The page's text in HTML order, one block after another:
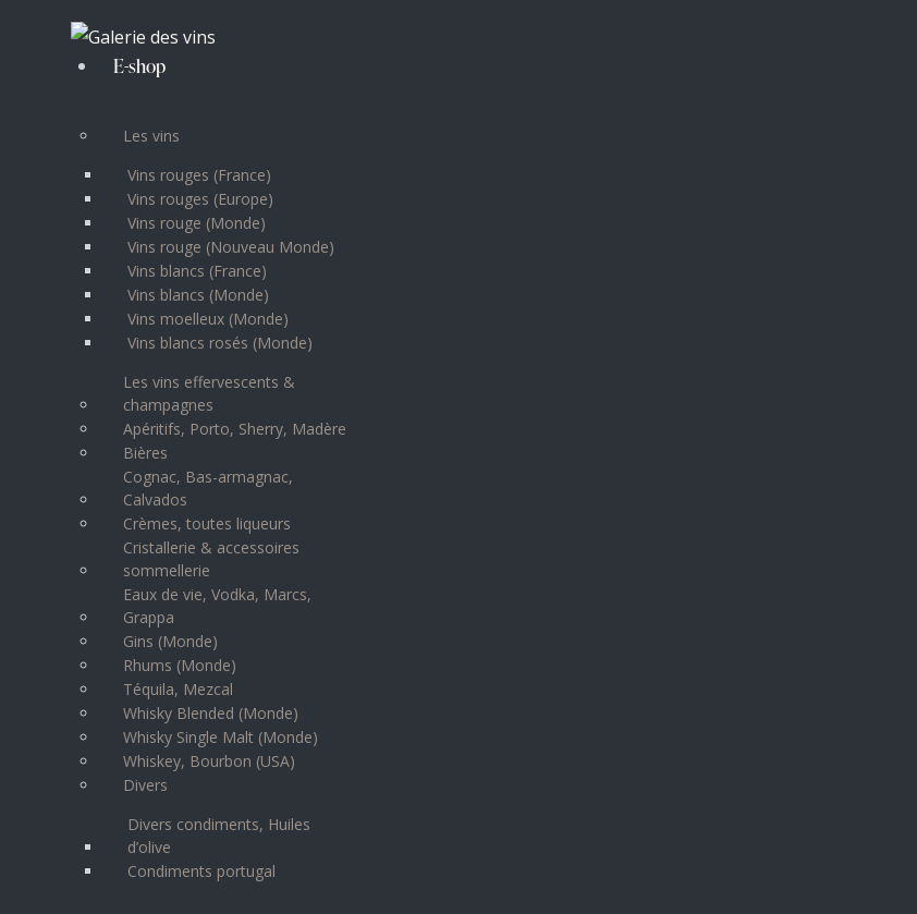
E-shop
Les vins
Vins rouges (France)
Vins rouges (Europe)
Vins rouge (Monde)
Vins rouge (Nouveau Monde)
Vins blancs (France)
Vins blancs (Monde)
Vins moelleux (Monde)
Vins blancs rosés (Monde)
Les vins effervescents &
champagnes
Apéritifs, Porto, Sherry, Madère
Bières
Cognac, Bas-armagnac,
Calvados
Crèmes, toutes liqueurs
Cristallerie & accessoires
sommellerie
Eaux de vie, Vodka, Marcs,
Grappa
Gins (Monde)
Rhums (Monde)
Téquila, Mezcal
Whisky Blended (Monde)
Whisky Single Malt (Monde)
Whiskey, Bourbon (USA)
Divers
Divers condiments, Huiles
d’olive
Condiments portugal